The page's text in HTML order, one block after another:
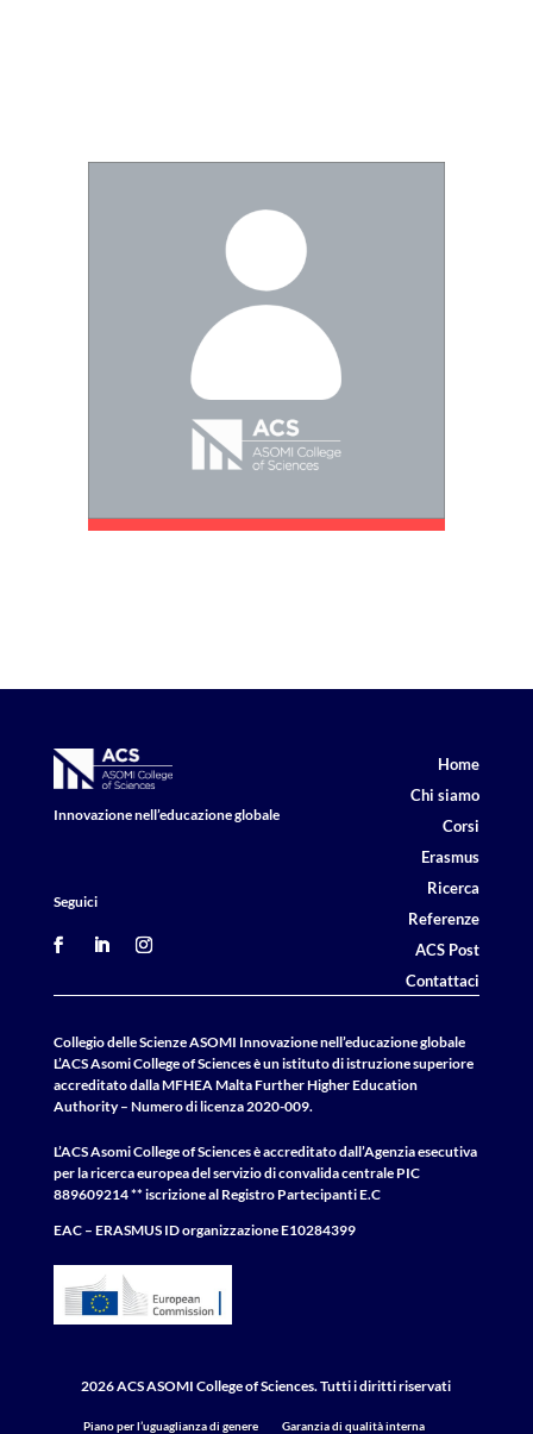
Innovazione nell’educazione globale
Seguici
Home
Chi siamo
Corsi
Erasmus
Ricerca
Referenze
ACS Post
Contattaci
Collegio delle Scienze ASOMI Innovazione nell’educazione globale
L’ACS Asomi College of Sciences è un istituto di istruzione superiore
accreditato dalla MFHEA Malta Further Higher Education
Authority – Numero di licenza 2020-009.
L’ACS Asomi College of Sciences è accreditato dall’Agenzia esecutiva
per la ricerca europea del servizio di convalida centrale PIC
889609214 ** iscrizione al Registro Partecipanti E.C
EAC – ERASMUS IDorganizzazione E10284399
2026 ACS ASOMI College of Sciences. Tutti i diritti riservati
Piano per l’uguaglianza di genere Garanzia di qualità interna